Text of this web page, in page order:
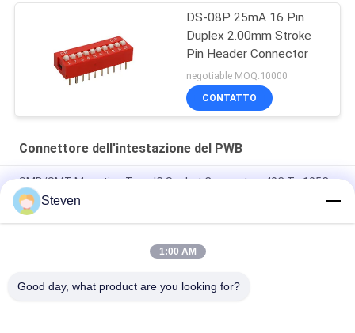
DS-08P 25mA 16 Pin
Duplex 2.00mm Stroke
Pin Header Connector
negotiable MOQ:10000
CONTATTO
Connettore dell'intestazione del PWB
SMD/SMT Mounting Type IC Socket Connector -40C To 105C
Operation for Temperature Applications
SMD/SMT Mounting Type PCB Header Connector with SGS
Steven
1:00 AM
Good day, what product are you looking for?